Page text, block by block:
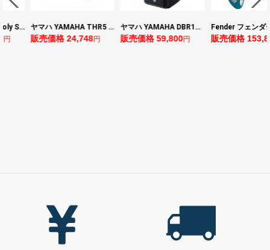
ヤマハ YAMAHA THR5 コンパクトギターアンプ 小型アンプ
24,748円
ヤマハ YAMAHA DBR10 パワードスピーカー
販売価格 59,800円
Fender フェンダー Made in Japan Traditional Late 60s Jazzmaster RW Ocean Turquoise Metallic エレキギター
販売価格 153,896円 販売